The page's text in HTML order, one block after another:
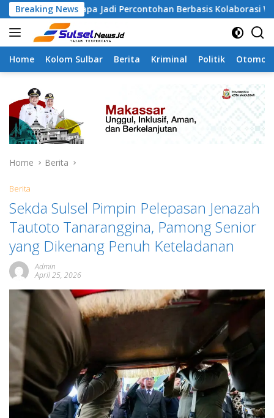
Skip
to
content
Breaking News
Jadi Percontohan Berbasis Kolaborasi Warga
Home Kolom Sulbar Berita Kriminal Politik
Home Berita
Berita
Sekda Sulsel Pimpin Pelepasan Jenazah
Tautoto Tanaranggina, Pamong Senior
yang Dikenang Penuh Keteladanan
Admin
April 25, 2026